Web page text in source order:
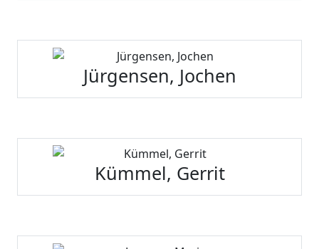
Jürgensen, Jochen
Kümmel, Gerrit